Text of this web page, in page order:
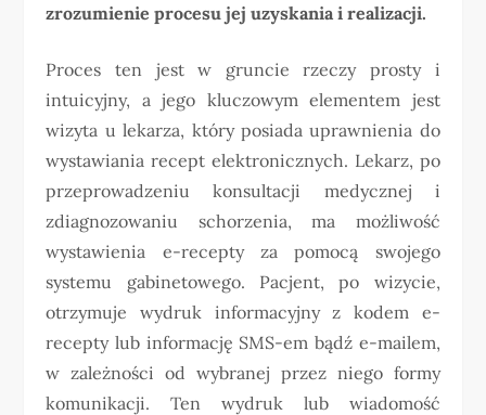
zrozumienie procesu jej uzyskania i realizacji.
Proces ten jest w gruncie rzeczy prosty i
intuicyjny, a jego kluczowym elementem jest
wizyta u lekarza, który posiada uprawnienia do
wystawiania recept elektronicznych. Lekarz, po
przeprowadzeniu konsultacji medycznej i
zdiagnozowaniu schorzenia, ma możliwość
wystawienia e-recepty za pomocą swojego
systemu gabinetowego. Pacjent, po wizycie,
otrzymuje wydruk informacyjny z kodem e-
recepty lub informację SMS-em bądź e-mailem,
w zależności od wybranej przez niego formy
komunikacji. Ten wydruk lub wiadomość